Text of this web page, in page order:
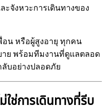
จังหวะการเดินทางของ
อน หรือผู้สูงอายุ ทุกคน
าย พร้อมทีมงานที่ดูแลตลอด
บอย่างปลอดภัย
ช่การเดินทางที่รีบ